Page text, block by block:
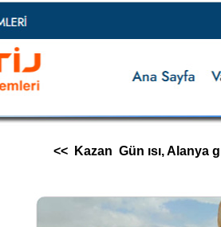
<< Kazan Gün ısı, Alanya